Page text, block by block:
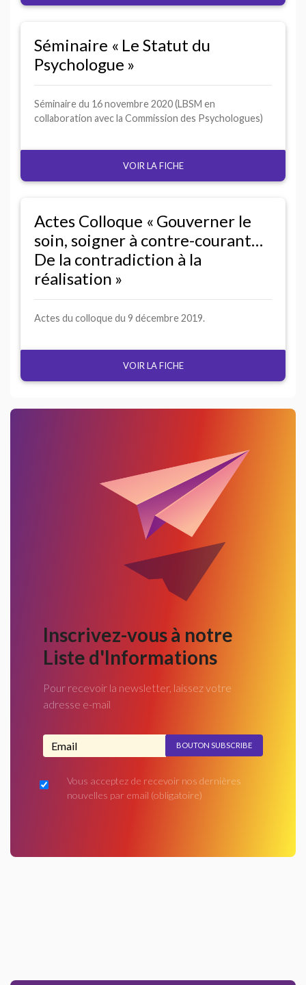
Séminaire « Le Statut du
Psychologue »
Séminaire du 16 novembre 2020 (LBSM en
collaboration avec la Commission des Psychologues)
VOIR LA FICHE
Actes Colloque « Gouverner le
soin, soigner à contre-courant…
De la contradiction à la
réalisation »
Actes du colloque du 9 décembre 2019.
VOIR LA FICHE
Inscrivez-vous à notre
Liste d'Informations
Pour recevoir la newsletter, laissez votre
adresse e-mail
Adresse email...
Vous acceptez de recevoir nos dernières
nouvelles par email (obligatoire)